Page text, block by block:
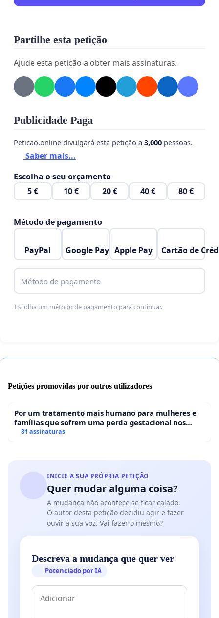
Partilhe esta petição
Ajude esta petição a obter mais assinaturas.
Publicidade Paga
Peticao.online divulgará esta petição a 3,000 pessoas.
Saber mais...
Escolha o seu orçamento
5 €
10 € 20 € 40 € 80 €
Método de pagamento
PayPal Google Pay Apple Pay Cartão de
Método de pagamento
Escolha um método de pagamento para continuar.
Petições promovidas por outros utilizadores
Por um tratamento mais humano para mulheres e
famílias que sofrem uma perda gestacional nos
hospitais portugueses
81 assinaturas
INICIE A SUA PRÓPRIA PETIÇÃO
Quer mudar alguma coisa?
A mudança não acontece se ficar calado.
O autor desta petição decidiu agir e fazer
ouvir a sua voz. Vai fazer o mesmo?
Descreva a mudança que quer ver
Potenciado por IA